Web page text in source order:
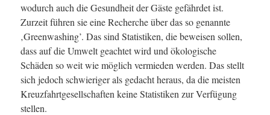
wodurch auch die Gesundheit der Gäste gefährdet ist.
Zurzeit führen sie eine Recherche über das so genannte
‚Greenwashing’. Das sind Statistiken, die beweisen sollen,
dass auf die Umwelt geachtet wird und ökologische
Schäden so weit wie möglich vermieden werden. Das stellt
sich jedoch schwieriger als gedacht heraus, da die meisten
Kreuzfahrtgesellschaften keine Statistiken zur Verfügung
stellen.